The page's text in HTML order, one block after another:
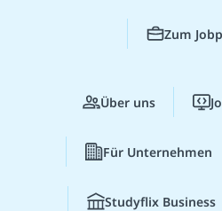
Zum
Über uns
Für Unternehmen
Studyflix Business